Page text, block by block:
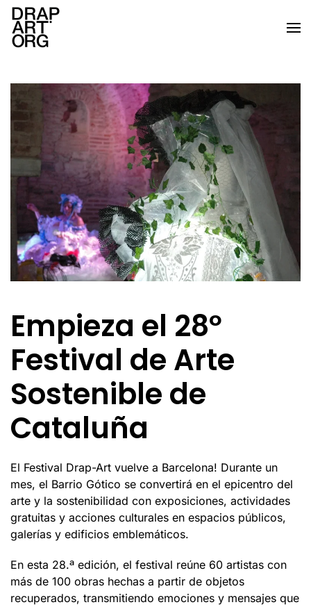
Ir al contenido principal
Empieza el 28º
Festival de Arte
Sostenible de
Cataluña
El Festival Drap-Art vuelve a Barcelona! Durante un
mes, el Barrio Gótico se convertirá en el epicentro del
arte y la sostenibilidad con exposiciones, actividades
gratuitas y acciones culturales en espacios públicos,
galerías y edificios emblemáticos.
En esta 28.ª edición, el festival reúne 60 artistas con
más de 100 obras hechas a partir de objetos
recuperados, transmitiendo emociones y mensajes que